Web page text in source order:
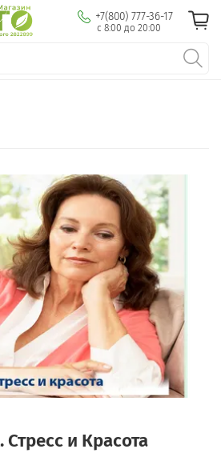
+7(800) 777-36-17
с 8:00 до 20:00
и Красота